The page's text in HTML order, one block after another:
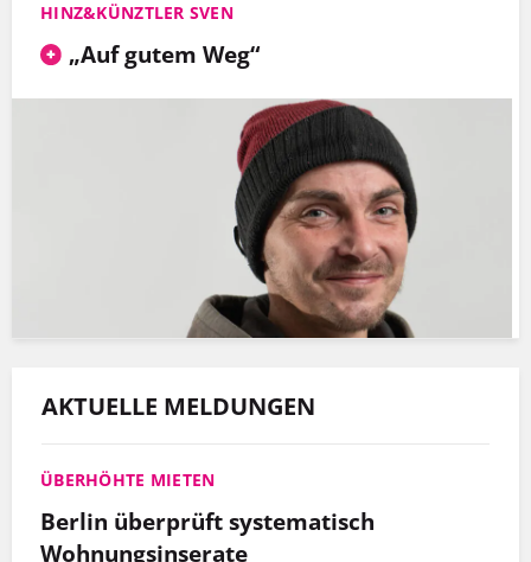
HINZ&KÜNZTLER SVEN
„Auf gutem Weg“
AKTUELLE MELDUNGEN
ÜBERHÖHTE MIETEN
Berlin überprüft systematisch
Wohnungsinserate